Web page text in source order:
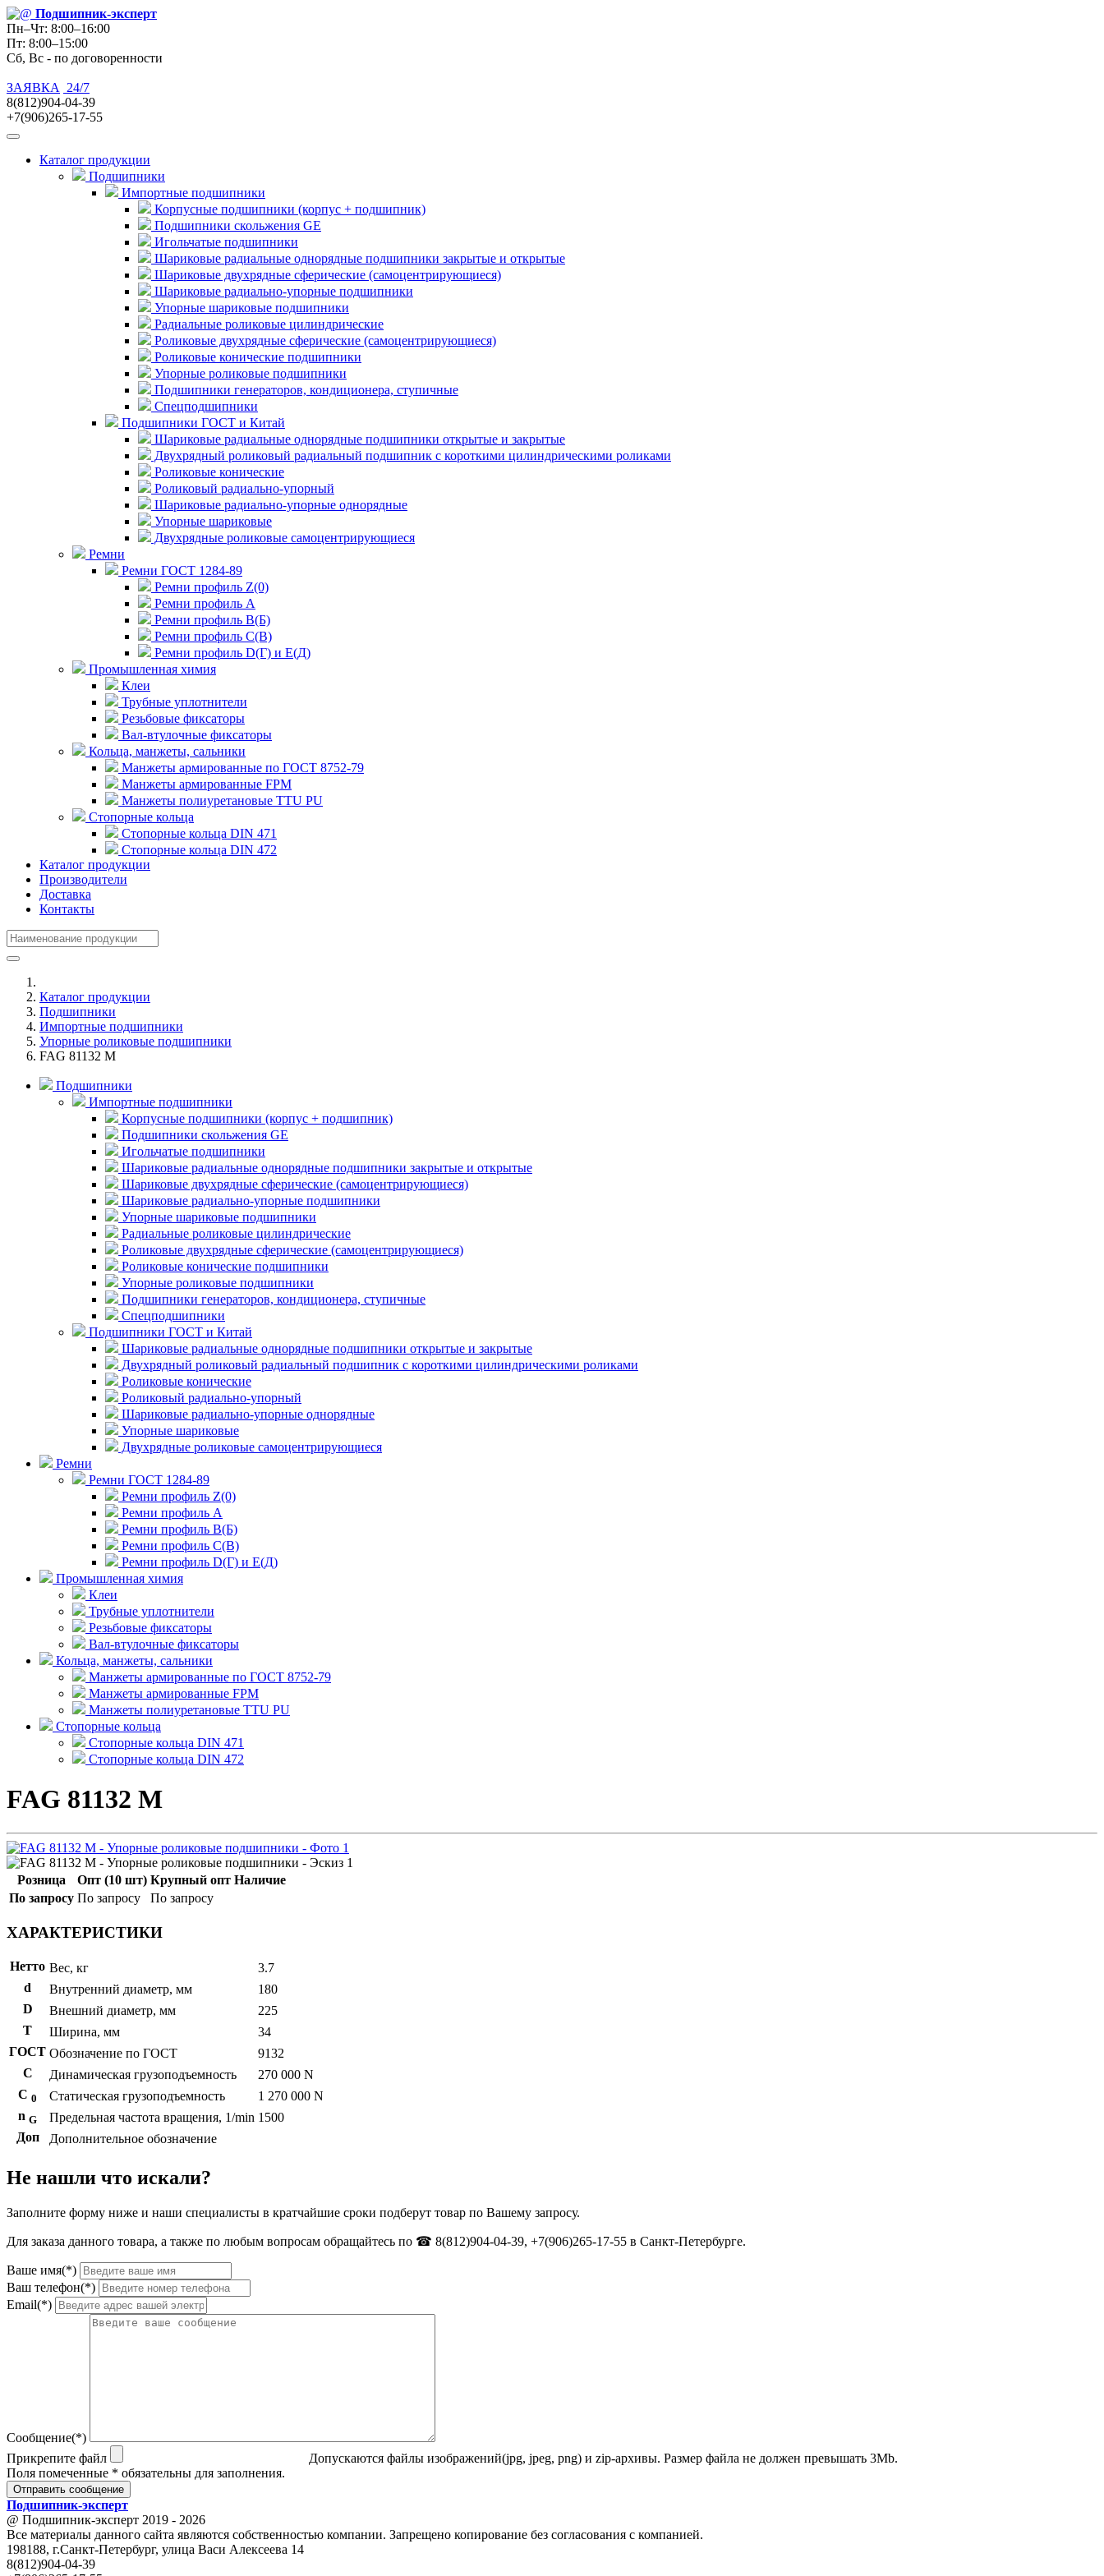
Подшипник-эксперт
Пн–Чт: 8:00–16:00
Пт: 8:00–15:00
Сб, Вс - по договоренности
ЗАЯВКА
24/7
8(812)904-04-39
+7(906)265-17-55
Каталог продукции
Подшипники
Импортные подшипники
Корпусные подшипники (корпус + подшипник)
Подшипники скольжения GE
Игольчатые подшипники
Шариковые радиальные однорядные подшипники закрытые и открытые
Шариковые двухрядные сферические (самоцентрирующиеся)
Шариковые радиально-упорные подшипники
Упорные шариковые подшипники
Радиальные роликовые цилиндрические
Роликовые двухрядные сферические (самоцентрирующиеся)
Роликовые конические подшипники
Упорные роликовые подшипники
Подшипники генераторов, кондиционера, ступичные
Спецподшипники
Подшипники ГОСТ и Китай
Шариковые радиальные однорядные подшипники открытые и закрытые
Двухрядный роликовый радиальный подшипник с короткими цилиндрическими роликами
Роликовые конические
Роликовый радиально-упорный
Шариковые радиально-упорные однорядные
Упорные шариковые
Двухрядные роликовые самоцентрирующиеся
Ремни
Ремни ГОСТ 1284-89
Ремни профиль Z(0)
Ремни профиль А
Ремни профиль В(Б)
Ремни профиль С(В)
Ремни профиль D(Г) и E(Д)
Промышленная химия
Клеи
Трубные уплотнители
Резьбовые фиксаторы
Вал-втулочные фиксаторы
Кольца, манжеты, сальники
Манжеты армированные по ГОСТ 8752-79
Манжеты армированные FPM
Манжеты полиуретановые TTU PU
Стопорные кольца
Стопорные кольца DIN 471
Стопорные кольца DIN 472
Каталог продукции
Производители
Доставка
Контакты
Каталог продукции
Подшипники
Импортные подшипники
Упорные роликовые подшипники
FAG 81132 M
Подшипники
Импортные подшипники
Корпусные подшипники (корпус + подшипник)
Подшипники скольжения GE
Игольчатые подшипники
Шариковые радиальные однорядные подшипники закрытые и открытые
Шариковые двухрядные сферические (самоцентрирующиеся)
Шариковые радиально-упорные подшипники
Упорные шариковые подшипники
Радиальные роликовые цилиндрические
Роликовые двухрядные сферические (самоцентрирующиеся)
Роликовые конические подшипники
Упорные роликовые подшипники
Подшипники генераторов, кондиционера, ступичные
Спецподшипники
Подшипники ГОСТ и Китай
Шариковые радиальные однорядные подшипники открытые и закрытые
Двухрядный роликовый радиальный подшипник с короткими цилиндрическими роликами
Роликовые конические
Роликовый радиально-упорный
Шариковые радиально-упорные однорядные
Упорные шариковые
Двухрядные роликовые самоцентрирующиеся
Ремни
Ремни ГОСТ 1284-89
Ремни профиль Z(0)
Ремни профиль А
Ремни профиль В(Б)
Ремни профиль С(В)
Ремни профиль D(Г) и E(Д)
Промышленная химия
Клеи
Трубные уплотнители
Резьбовые фиксаторы
Вал-втулочные фиксаторы
Кольца, манжеты, сальники
Манжеты армированные по ГОСТ 8752-79
Манжеты армированные FPM
Манжеты полиуретановые TTU PU
Стопорные кольца
Стопорные кольца DIN 471
Стопорные кольца DIN 472
FAG 81132 M
Розница Опт (10 шт) Крупный опт Наличие
По запросу По запросу По запросу
ХАРАКТЕРИСТИКИ
Нетто Вес, кг
3.7
d
Внутренний диаметр, мм
180
D
Внешний диаметр, мм
225
T
Ширина, мм
34
ГОСТ Обозначение по ГОСТ
9132
C
Динамическая грузоподъемность
270 000 N
С 0 Статическая грузоподъемность
1 270 000 N
n G Предельная частота вращения, 1/min 1500
Доп
Дополнительное обозначение
Не нашли что искали?
Заполните форму ниже и наши специалисты в кратчайшие сроки подберут товар по Вашему запросу.
Для заказа данного товара, а также по любым вопросам обращайтесь по ☎ 8(812)904-04-39, +7(906)265-17-55 в Санкт-Петербурге.
Ваше имя(*)
Ваш телефон(*)
Email(*)
Сообщение(*)
Прикрепите файл
Допускаются файлы изображений(jpg, jpeg, png) и zip-архивы. Размер файла не должен превышать 3Mb.
Поля помеченные * обязательны для заполнения.
Отправить сообщение
Подшипник-эксперт
@ Подшипник-эксперт 2019 - 2026
Все материалы данного сайта являются собственностью компании. Запрещено копирование без согласования с компанией.
198188, г.Санкт-Петербург, улица Васи Алексеева 14
8(812)904-04-39